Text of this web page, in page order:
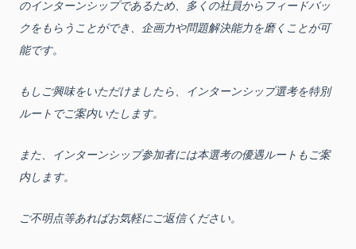
のインターンシップであるため、多くの社員からフィードバッ
クをもらうことができ、企画力や問題解決能力を磨くことが可
能です。
もしご興味をいただけましたら、インターンシップ選考を特別
ルートでご案内いたします。
また、インターンシップ参加者には本選考の優遇ルートもご案
内します。
ご不明点等あればお気軽にご返信ください。